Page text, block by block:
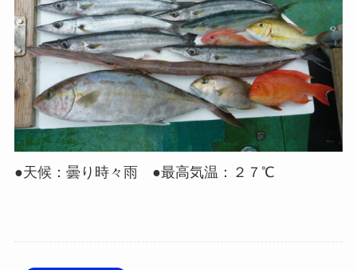
●天候：曇り時々雨 ●最高気温：２７℃